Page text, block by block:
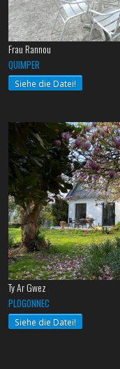
Frau Rannou
QUIMPER
Siehe die Datei!
Ty Ar Gwez
PLOGONNEC
Siehe die Datei!